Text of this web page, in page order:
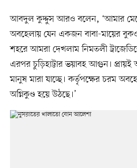
আবদুল কুদ্দুস আরও বলেন, ‘আমার
অবহেলায় যেন একজন বাবা-মায়ের
শহরে আমরা দেখলাম নিমতলী
এরপর চুড়িহাট্টার ভয়াবহ আগুন।
মানুষ মারা যাচ্ছে। কর্তৃপক্ষের চরম
অগ্নিকুণ্ড হয়ে উঠছে।’